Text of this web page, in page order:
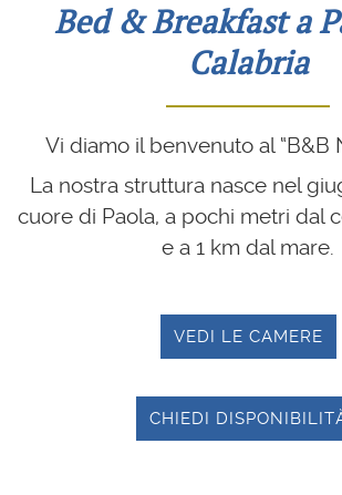
Bed & Breakfast a
Calabria
Vi diamo il benvenuto al “B&B
La nostra struttura nasce nel
cuore di Paola, a pochi metri dal
e a 1 km dal mare.
VEDI LE CAMERE
CHIEDI